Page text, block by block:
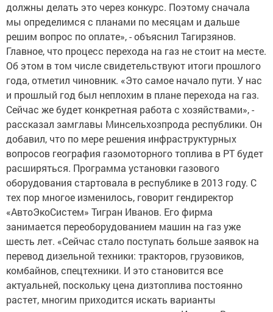
должны делать это через конкурс. Поэтому сначала
мы определимся с планами по месяцам и дальше
решим вопрос по оплате», - объяснил Тагирзянов.
Главное, что процесс перехода на газ не стоит на месте.
Об этом в том числе свидетельствуют итоги прошлого
года, отметил чиновник. «Это самое начало пути. У нас
и прошлый год был неплохим в плане перехода на газ.
Сейчас же будет конкретная работа с хозяйствами», -
рассказал замглавы Минсельхозпрода республики. Он
добавил, что по мере решения инфраструктурных
вопросов география газомоторного топлива в РТ будет
расширяться. Программа установки газового
оборудования стартовала в республике в 2013 году. С
тех пор многое изменилось, говорит гендиректор
«АвтоЭкоСистем» Тигран Иванов. Его фирма
занимается переоборудованием машин на газ уже
шесть лет. «Сейчас стало поступать больше заявок на
перевод дизельной техники: тракторов, грузовиков,
комбайнов, спецтехники. И это становится все
актуальней, поскольку цена дизтоплива постоянно
растет, многим приходится искать варианты